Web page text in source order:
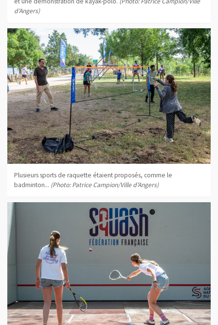
d'Angers)
Plusieurs sports de raquette étaient proposés, comme le
badminton... (Photo: Patrice Campion/Ville d'Angers)